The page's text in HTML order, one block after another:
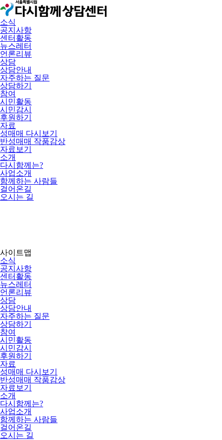
소식
공지사항
센터활동
뉴스레터
언론리뷰
상담
상담안내
자주하는 질문
상담하기
참여
시민활동
시민감시
후원하기
자료
성매매 다시보기
반성매매 작품감상
자료보기
소개
다시함께는?
사업소개
함께하는 사람들
걸어온길
오시는 길
사이트맵
소식
공지사항
센터활동
뉴스레터
언론리뷰
상담
상담안내
자주하는 질문
상담하기
참여
시민활동
시민감시
후원하기
자료
성매매 다시보기
반성매매 작품감상
자료보기
소개
다시함께는?
사업소개
함께하는 사람들
걸어온길
오시는 길